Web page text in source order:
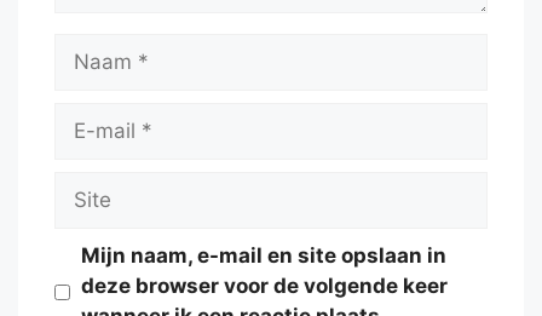
Naam
Site
Mijn naam, e-mail en site opslaan in
deze browser voor de volgende keer